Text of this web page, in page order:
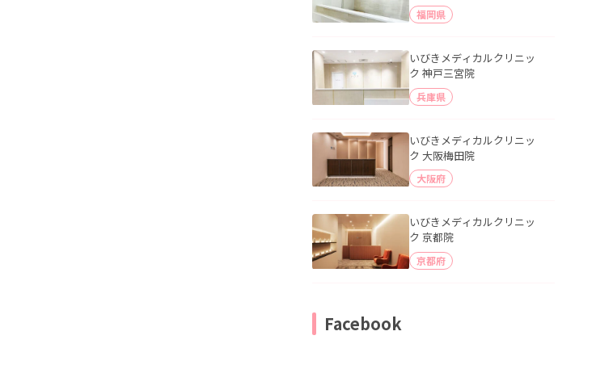
福岡県
いびきメディカルクリニッ
ク 神戸三宮院
兵庫県
いびきメディカルクリニッ
ク 大阪梅田院
大阪府
いびきメディカルクリニッ
ク 京都院
京都府
Facebook